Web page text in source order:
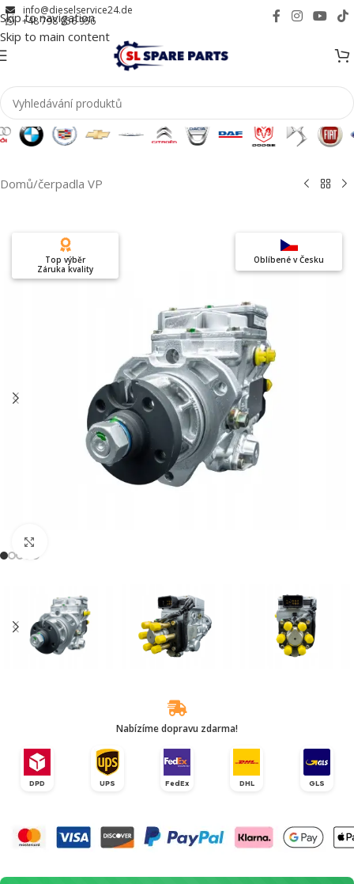
Skip to navigation
Skip to main content
info@dieselservice24.de
+48 798 956 956
Domů/čerpadla VP
Oblíbené v Česku
Top výběr
Záruka kvality
Nabízíme dopravu zdarma!
DPD UPS FedEx DHL GLS